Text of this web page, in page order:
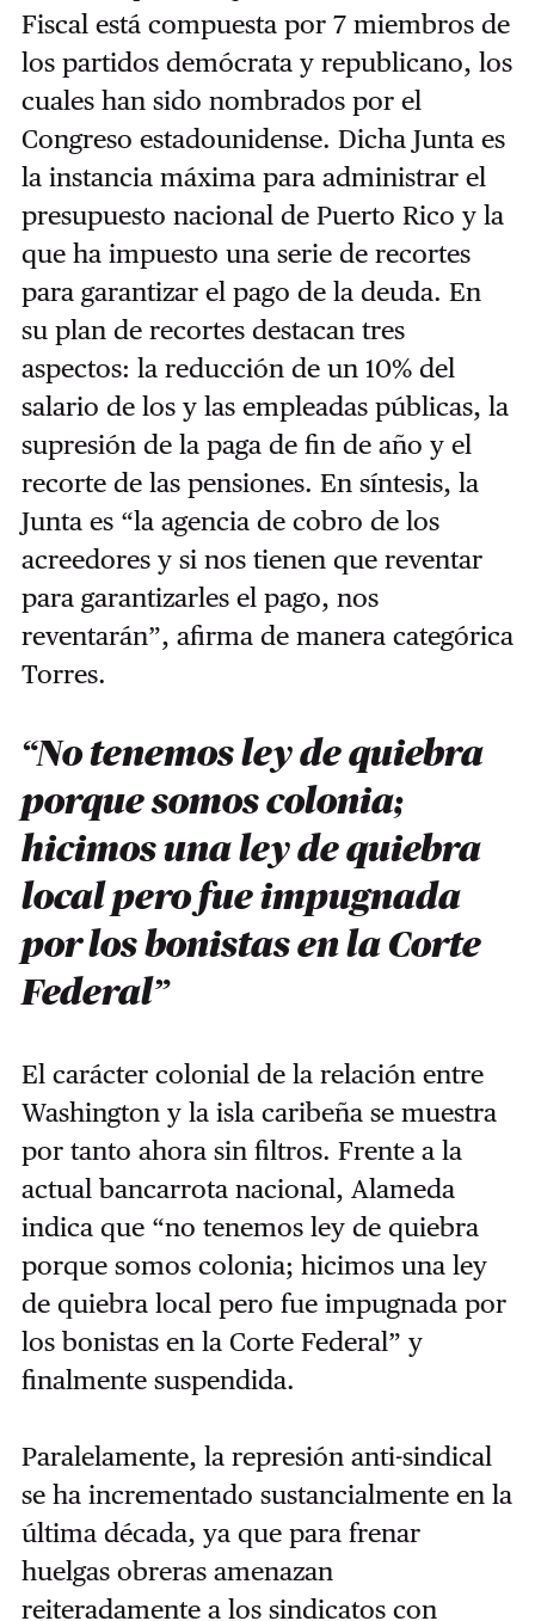
Fiscal está compuesta por 7 miembros de
los partidos demócrata y republicano, los
cuales han sido nombrados por el
Congreso estadounidense. Dicha Junta es
la instancia máxima para administrar el
presupuesto nacional de Puerto Rico y la
que ha impuesto una serie de recortes
para garantizar el pago de la deuda. En
su plan de recortes destacan tres
aspectos: la reducción de un 10% del
salario de los y las empleadas públicas, la
supresión de la paga de fin de año y el
recorte de las pensiones. En síntesis, la
Junta es “la agencia de cobro de los
acreedores y si nos tienen que reventar
para garantizarles el pago, nos
reventarán”, afirma de manera categórica
Torres.
“No tenemos ley de quiebra
porque somos colonia;
hicimos una ley de quiebra
local pero fue impugnada
por los bonistas en la Corte
Federal”
El carácter colonial de la relación entre
Washington y la isla caribeña se muestra
por tanto ahora sin filtros. Frente a la
actual bancarrota nacional, Alameda
indica que “no tenemos ley de quiebra
porque somos colonia; hicimos una ley
de quiebra local pero fue impugnada por
los bonistas en la Corte Federal” y
finalmente suspendida.
Paralelamente, la represión anti-sindical
se ha incrementado sustancialmente en la
última década, ya que para frenar
huelgas obreras amenazan
reiteradamente a los sindicatos con